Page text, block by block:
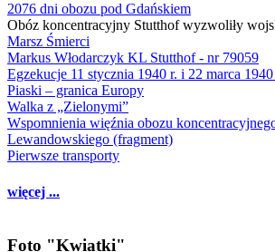
2076 dni obozu pod Gdańskiem
Obóz koncentracyjny Stutthof wyzwoliły
Marsz Śmierci
Markus Włodarczyk KL Stutthof - nr 79059
Egzekucje 11 stycznia 1940 r. i 22 marca 1940
Piaski – granica Europy
Walka z „Zielonymi”
Wspomnienia więźnia obozu
Lewandowskiego (fragment)
Pierwsze transporty
więcej ...
Foto "Kwiatki"